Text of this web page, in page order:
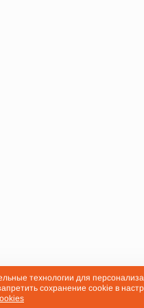
технологии для
сохранение cookie в